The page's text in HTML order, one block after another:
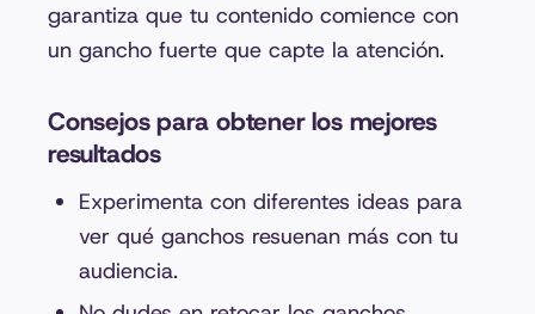
garantiza que tu contenido comience con
un gancho fuerte que capte la atención.
Consejos para obtener los mejores
resultados
Experimenta con diferentes ideas para
ver qué ganchos resuenan más con tu
audiencia.